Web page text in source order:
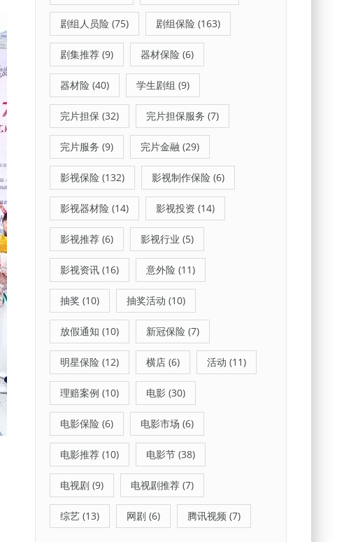
剧组人员险 (75) 剧组保险 (163)
剧集推荐 (9) 器材保险 (6)
器材险 (40) 学生剧组 (9)
完片担保 (32) 完片担保服务 (7)
完片服务 (9) 完片金融 (29)
影视保险 (132) 影视制作保险 (6)
影视器材险 (14) 影视投资 (14)
影视推荐 (6) 影视行业 (5)
影视资讯 (16) 意外险 (11)
抽奖 (10) 抽奖活动 (10)
放假通知 (10) 新冠保险 (7)
明星保险 (12) 横店 (6) 活动 (11)
理赔案例 (10) 电影 (30)
电影保险 (6) 电影市场 (6)
电影推荐 (10) 电影节 (38)
电视剧 (9) 电视剧推荐 (7)
综艺 (13) 网剧 (6) 腾讯视频 (7)